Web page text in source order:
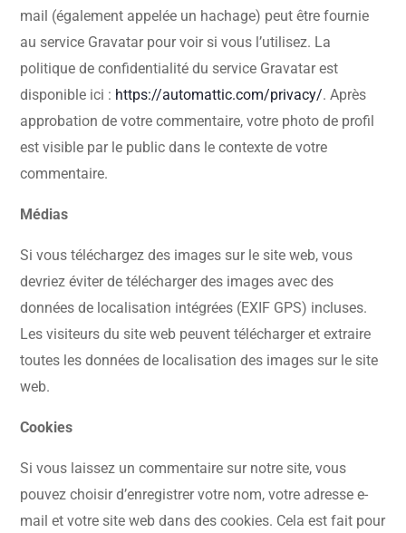
mail (également appelée un hachage) peut être fournie
au service Gravatar pour voir si vous l’utilisez. La
politique de confidentialité du service Gravatar est
disponible ici : https://automattic.com/privacy/. Après
approbation de votre commentaire, votre photo de profil
est visible par le public dans le contexte de votre
commentaire.
Médias
Si vous téléchargez des images sur le site web, vous
devriez éviter de télécharger des images avec des
données de localisation intégrées (EXIF GPS) incluses.
Les visiteurs du site web peuvent télécharger et extraire
toutes les données de localisation des images sur le site
web.
Cookies
Si vous laissez un commentaire sur notre site, vous
pouvez choisir d’enregistrer votre nom, votre adresse e-
mail et votre site web dans des cookies. Cela est fait pour